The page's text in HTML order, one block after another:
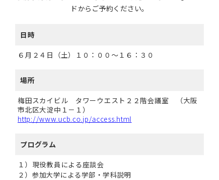
ドからご予約ください。
日時
６月２４日（土）１０：００～１６：３０
場所
梅田スカイビル タワーウエスト２２階会議室 （大阪
市北区大淀中１－１）
http://www.ucb.co.jp/access.html
プログラム
１）現役教員による座談会
２）参加大学による学部・学科説明